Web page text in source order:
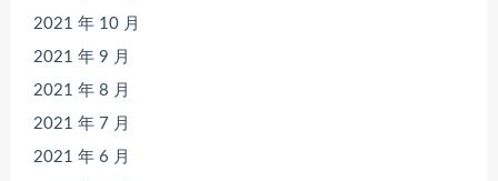
2021 年 10 月
2021 年 9 月
2021 年 8 月
2021 年 7 月
2021 年 6 月